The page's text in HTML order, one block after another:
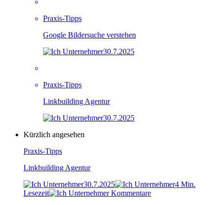
Praxis-Tipps
Google Bildersuche verstehen
30.7.2025
Praxis-Tipps
Linkbuilding Agentur
30.7.2025
Kürzlich angesehen
Praxis-Tipps
Linkbuilding Agentur
30.7.2025
4 Min.
Lesezeit
Kommentare